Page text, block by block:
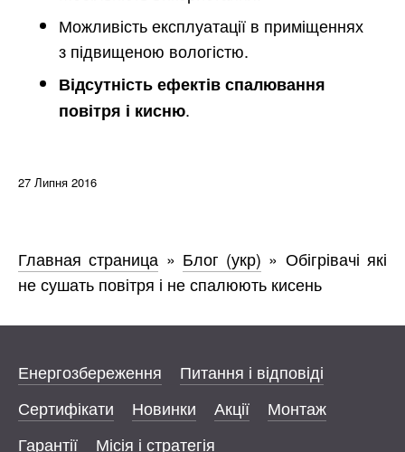
Можливість експлуатації в приміщеннях
з підвищеною вологістю.
Відсутність ефектів спалювання
повітря і кисню.
27 Липня 2016
Главная страница » Блог (укр) » Обігрівачі які
не сушать повітря і не спалюють кисень
Енергозбереження
Питання і відповіді
Сертифікати
Новинки Акції
Монтаж
Гарантії
Місія і стратегія